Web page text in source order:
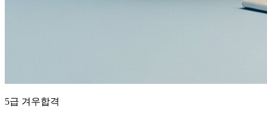
5급 겨우합격